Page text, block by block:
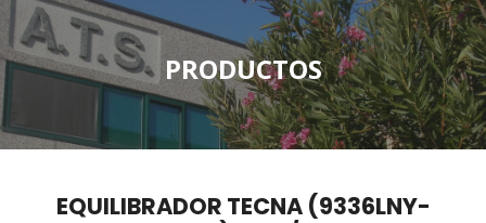
PRODUCTOS
EQUILIBRADOR TECNA (9336LNY-